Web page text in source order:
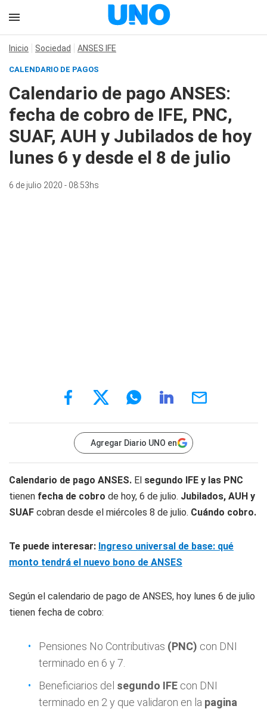
Inicio Sociedad ANSES IFE
CALENDARIO DE PAGOS
Calendario de pago ANSES:
fecha de cobro de IFE, PNC,
SUAF, AUH y Jubilados de hoy
lunes 6 y desde el 8 de julio
6 de julio 2020 - 08:53hs
Agregar Diario UNO en
Calendario de pago ANSES. El segundo IFE y las PNC
tienen fecha de cobro de hoy, 6 de julio. Jubilados, AUH y
SUAF cobran desde el miércoles 8 de julio. Cuándo cobro.
Te puede interesar: Ingreso universal de base: qué
monto tendrá el nuevo bono de ANSES
Según el calendario de pago de ANSES, hoy lunes 6 de julio
tienen fecha de cobro:
Pensiones No Contributivas (PNC) con DNI
terminado en 6 y 7.
Beneficiarios del segundo IFE con DNI
terminado en 2 y que validaron en la pagina